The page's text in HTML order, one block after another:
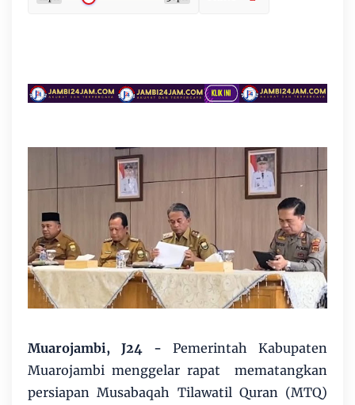
Muarojambi, J24 - Pemerintah Kabupaten
Muarojambi menggelar rapat mematangkan
persiapan Musabaqah Tilawatil Quran (MTQ)